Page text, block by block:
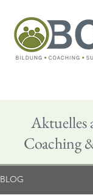
BLOG
Aktuelles
Coaching